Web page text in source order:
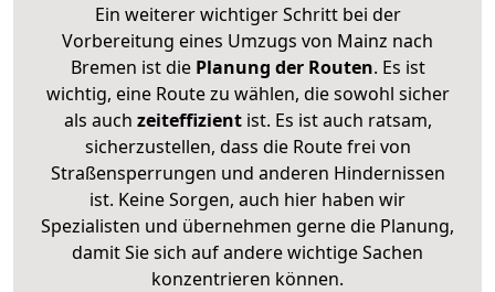
Ein weiterer wichtiger Schritt bei der
Vorbereitung eines Umzugs von Mainz nach
Bremen ist diePlanung der Routen. Es ist
wichtig, eine Route zu wählen, die sowohl sicher
als auch zeiteffizientist. Es ist auch ratsam,
sicherzustellen, dass die Route frei von
Straßensperrungen und anderen Hindernissen
ist. Keine Sorgen, auch hier haben wir
Spezialisten und übernehmen gerne die Planung,
damit Sie sich auf andere wichtige Sachen
konzentrieren können.